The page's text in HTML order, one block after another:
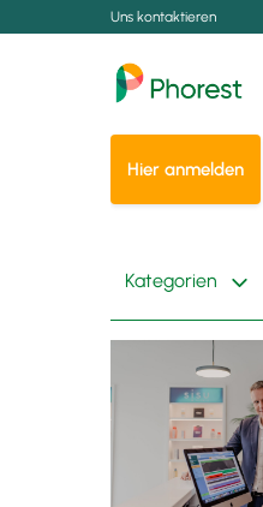
Uns kontaktieren
Hier anmelden
Kategorien